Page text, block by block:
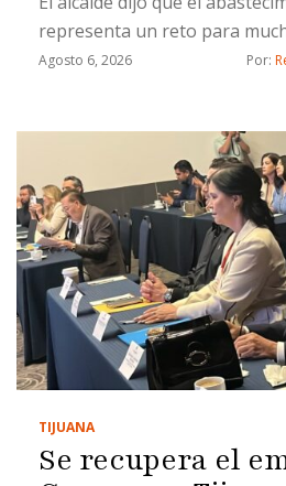
representa un reto para
Agosto 6, 2026 Por:
TIJUANA
Se recupera el